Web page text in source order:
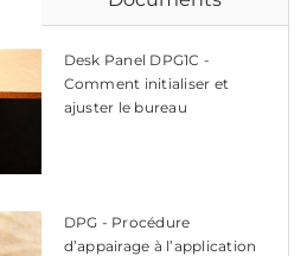
Desk Panel DPG1C -
Comment initialiser et
ajuster le bureau
DPG - Procédure
d’appairage à l’application